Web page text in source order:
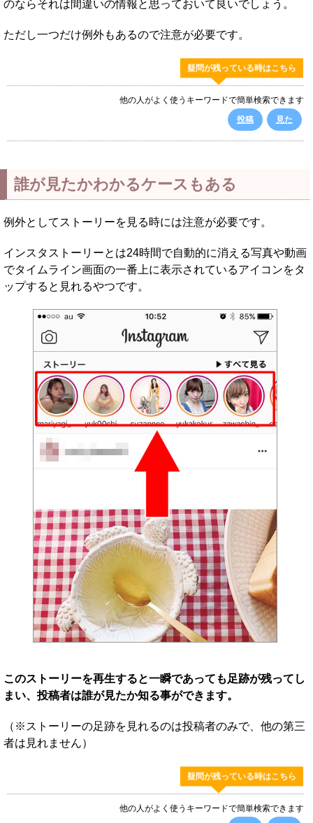
のならそれは間違いの情報と思っておいて良いでしょう。
ただし一つだけ例外もあるので注意が必要です。
疑問が残っている時はこちら
他の人がよく使うキーワードで簡単検索できます
投稿
見た
誰が見たかわかるケースもある
例外としてストーリーを見る時には注意が必要です。
インスタストーリーとは24時間で自動的に消える写真や動画
でタイムライン画面の一番上に表示されているアイコンをタ
ップすると見れるやつです。
このストーリーを再生すると一瞬であっても足跡が残ってし
まい、投稿者は誰が見たか知る事ができます。
（※ストーリーの足跡を見れるのは投稿者のみで、他の第三
者は見れません）
疑問が残っている時はこちら
他の人がよく使うキーワードで簡単検索できます